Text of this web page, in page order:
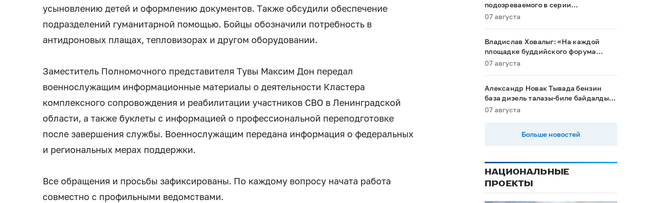
усыновлению детей и оформлению документов. Также обсудили обеспечение
подразделений гуманитарной помощью. Бойцы обозначили потребность в
антидроновых плащах, тепловизорах и другом оборудовании.
Заместитель Полномочного представителя Тувы Максим Дон передал
военнослужащим информационные материалы о деятельности Кластера
комплексного сопровождения и реабилитации участников СВО в Ленинградской
области, а также буклеты с информацией о профессиональной переподготовке
после завершения службы. Военнослужащим передана информация о федеральных
и региональных мерах поддержки.
Все обращения и просьбы зафиксированы. По каждому вопросу начата работа
совместно с профильными ведомствами.
подозреваемого в серии
мошенничеств
07 августа
Владислав Ховалыг: «На каждой
площадке буддийского форума
будет обеспечен строгий контроль
07 августа
Александр Новак Тывада бензин
база дизель талазы-биле байдалды
хыналдада алган
07 августа
Больше новостей
НАЦИОНАЛЬНЫЕ
ПРОЕКТЫ